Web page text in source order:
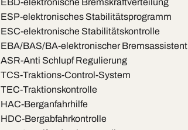
EBD-elektronische Bremskraftverteilung
ESP-elektronisches Stabilitätsprogramm
ESC-elektronische Stabilitätskontrolle
EBA/BAS/BA-elektronischer Bremsassistent
ASR-Anti Schlupf Regulierung
TCS-Traktions-Control-System
TEC-Traktionskontrolle
HAC-Berganfahrhilfe
HDC-Bergabfahrkontrolle